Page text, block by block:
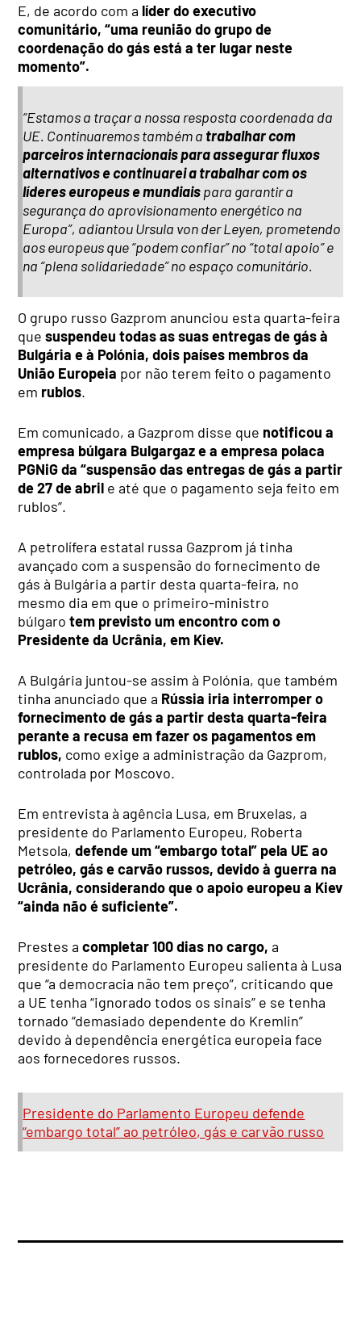
E, de acordo com a líder do executivo
comunitário, “uma reunião do grupo de
coordenação do gás está a ter lugar neste
momento”.
“Estamos a traçar a nossa resposta coordenada da
UE. Continuaremos também a trabalhar com
parceiros internacionais para assegurar fluxos
alternativos e continuarei a trabalhar com os
líderes europeus e mundiaispara garantir a
segurança do aprovisionamento energético na
Europa”, adiantou Ursula von der Leyen, prometendo
aos europeus que “podem confiar” no “total apoio” e
na “plena solidariedade” no espaço comunitário.
O grupo russo Gazprom anunciou esta quarta-feira
quesuspendeu todas as suas entregas de gás à
Bulgária e à Polónia, dois países membros da
União Europeia por não terem feito o pagamento
em rublos.
Em comunicado, a Gazprom disse que notificou a
empresa búlgara Bulgargaz e a empresa polaca
PGNiG da “suspensão das entregas de gás a partir
de 27 de abril e até que o pagamento seja feito em
rublos”.
A petrolífera estatal russa Gazprom já tinha
avançado com a suspensão do fornecimento de
gás à Bulgária a partir desta quarta-feira, no
mesmo dia em que o primeiro-ministro
búlgaro tem previsto um encontro com o
Presidente da Ucrânia, em Kiev.
A Bulgária juntou-se assim à Polónia, que também
tinha anunciado que a Rússia iria interromper o
fornecimento de gás a partir desta quarta-feira
perante a recusa em fazer os pagamentos em
rublos, como exige a administração da Gazprom,
controlada por Moscovo.
Em entrevista à agência Lusa, em Bruxelas, a
presidente do Parlamento Europeu, Roberta
Metsola,defende um “embargo total” pela UE ao
petróleo, gás e carvão russos, devido à guerra na
Ucrânia, considerando que o apoio europeu a Kiev
“ainda não é suficiente”.
Prestes acompletar 100 dias no cargo,a
presidente do Parlamento Europeu salienta à Lusa
que “a democracia não tem preço”, criticando que
a UE tenha “ignorado todos os sinais” e se tenha
tornado “demasiado dependente do Kremlin”
devido à dependência energética europeia face
aos fornecedores russos.
Presidente do Parlamento Europeu defende
“embargo total” ao petróleo, gás e carvão russo